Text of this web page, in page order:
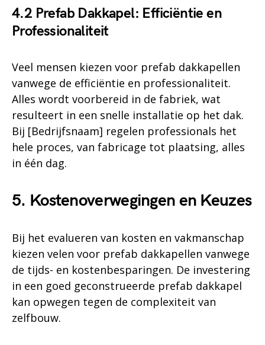
4.2 Prefab Dakkapel: Efficiëntie en
Professionaliteit
Veel mensen kiezen voor prefab dakkapellen
vanwege de efficiëntie en professionaliteit.
Alles wordt voorbereid in de fabriek, wat
resulteert in een snelle installatie op het dak.
Bij [Bedrijfsnaam] regelen professionals het
hele proces, van fabricage tot plaatsing, alles
in één dag.
5. Kostenoverwegingen en Keuzes
Bij het evalueren van kosten en vakmanschap
kiezen velen voor prefab dakkapellen vanwege
de tijds- en kostenbesparingen. De investering
in een goed geconstrueerde prefab dakkapel
kan opwegen tegen de complexiteit van
zelfbouw.